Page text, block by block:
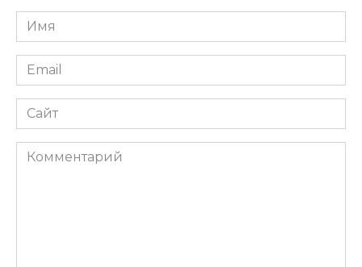
Имя
*
Email
*
Сайт
Комментарий